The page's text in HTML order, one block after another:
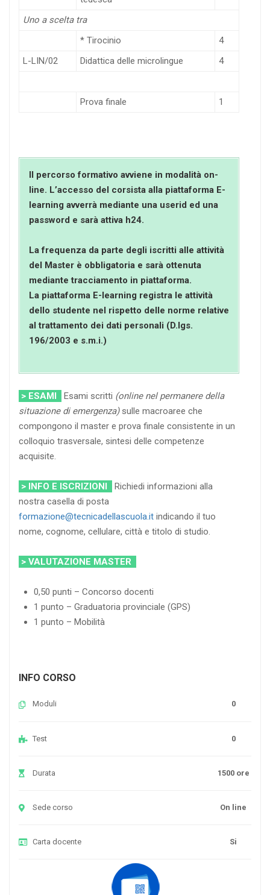
Uno a scelta tra
* Tirocinio
4
L-LIN/02
Didattica delle microlingue 4
Prova finale 1
Il percorso formativo avviene in modalità on-
line. L’accesso del corsista alla piattaforma E-
learning avverrà mediante una userid ed una
password e sarà attiva h24.
La frequenza da parte degli iscritti alle attività
del Master è obbligatoria e sarà ottenuta
mediante tracciamento in piattaforma.
La piattaforma E-learning registra le attività
dello studente nel rispetto delle norme relative
al trattamento dei dati personali (D.lgs.
196/2003 e s.m.i.)
> ESAMI Esami scritti (online nel permanere della
situazione di emergenza)sulle macroaree che
compongono il master e prova finale consistente in un
colloquio trasversale, sintesi delle competenze
acquisite.
> INFO E ISCRIZIONI
Richiedi informazioni alla
nostra casella di posta
formazione@tecnicadellascuola.it indicando il tuo
nome, cognome, cellulare, città e titolo di studio.
> VALUTAZIONE MASTER
0,50 punti – Concorso docenti
1 punto – Graduatoria provinciale (GPS)
1 punto – Mobilità
INFO CORSO
Moduli 0
Test 0
Durata 1500 ore
Sede corso On line
Carta docente Si